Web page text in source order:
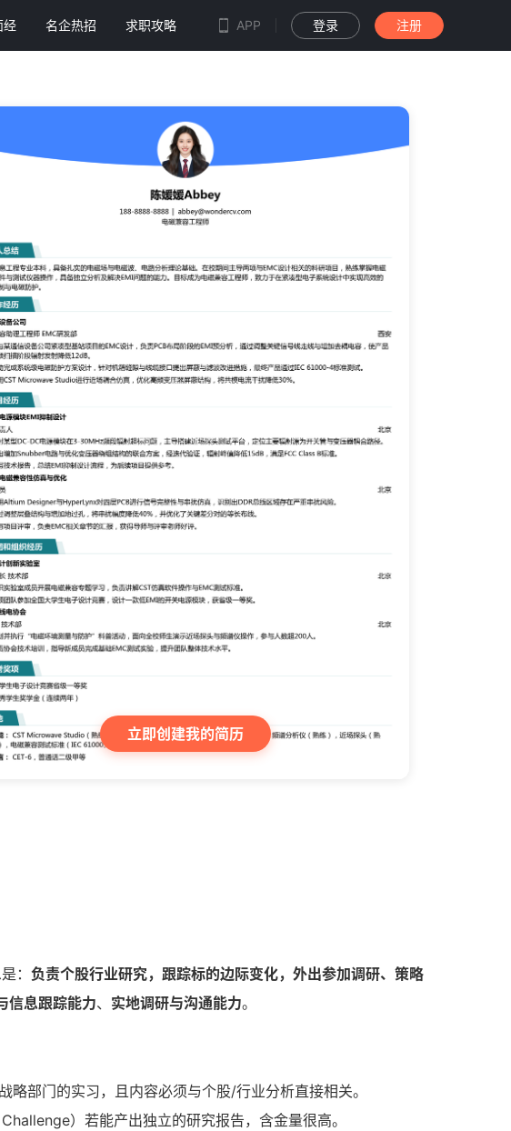
经 名企热招 求职攻略 APP 登录 注册
立即创建我的简历
： 负责个股行业研究，跟踪标的边际变化，外出参加调研、策略
信息跟踪能力、 实地调研与沟通能力。
部门的实习，且内容必须与个股/行业分析直接相关。
）若能产出独立的研究报告，含金量很高。